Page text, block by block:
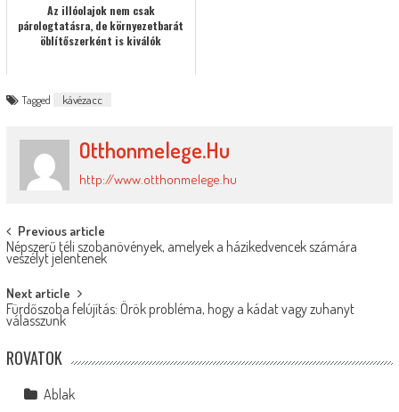
Az illóolajok nem csak
párologtatásra, de környezetbarát
öblítőszerként is kiválók
Tagged kávézacc
Otthonmelege.hu
http://www.otthonmelege.hu
Post
navigation
Previous article
Népszerű téli szobanövények, amelyek a házikedvencek számára
veszélyt jelentenek
Next article
Fürdőszoba felújítás: Örök probléma, hogy a kádat vagy zuhanyt
válasszunk
ROVATOK
Ablak